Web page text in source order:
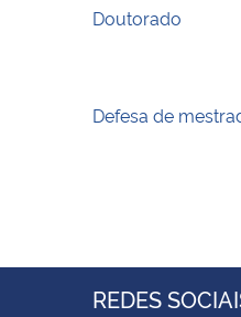
Doutorado
Defesa de
REDES